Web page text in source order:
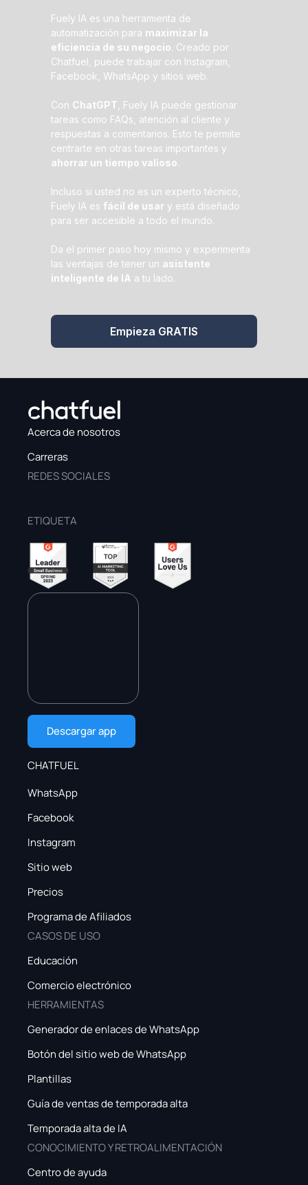
Fuely IA es una herramienta de
automatización para maximizar la
eficiencia de su negocio. Creado por
Chatfuel, puede trabajar con Instagram,
Facebook, WhatsApp y sitios web.
Con ChatGPT , Fuely IA puede gestionar
tareas como FAQs, atención al cliente y
respuestas a comentarios. Esto te permite
centrarte en otras tareas importantes y
ahorrar un tiempo valioso.
Incluso si usted no es un experto técnico,
Fuely IA es fácil de usar y está diseñado
para ser accesible a todo el mundo.
Da el primer paso hoy mismo y experimenta
las ventajas de tener un asistente
inteligente de IA a tu lado.
Empieza GRATIS
Acerca de nosotros
Carreras
REDES SOCIALES
ETIQUETA
Descargar app
CHATFUEL
WhatsApp
Facebook
Instagram
Sitio web
Precios
Programa de Afiliados
CASOS DE USO
Educación
Comercio electrónico
HERRAMIENTAS
Generador de enlaces de WhatsApp
Botón del sitio web de WhatsApp
Plantillas
Guía de ventas de temporada alta
Temporada alta de IA
CONOCIMIENTO Y RETROALIMENTACIÓN
Centro de ayuda